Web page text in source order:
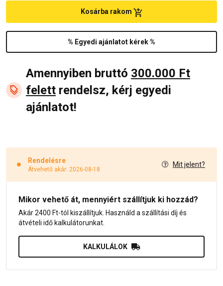
% Egyedi ajánlatot kérek %
Kosárba rakom
Amennyiben bruttó 300.000 Ft
felett rendelsz, kérj egyedi
ajánlatot!
Rendelésre
Átvehető akár: 2026-08-18
Mit jelent?
Mikor vehető át, mennyiért szállítjuk ki hozzád?
Akár 2400 Ft-tól kiszállítjuk. Használd a szállítási díj és
átvételi idő kalkulátorunkat.
KALKULÁLOK